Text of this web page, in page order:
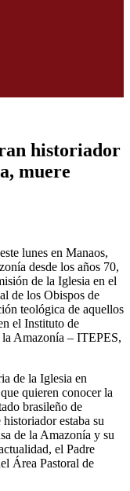
historiador
muere
lunes en Manaos,
desde los años 70,
de la Iglesia en el
de los Obispos de
teológica de aquellos
el Instituto de
Amazonía – ITEPES,
de la Iglesia en
quieren conocer la
brasileño de
estaba su
de la Amazonía y su
el Padre
Área Pastoral de